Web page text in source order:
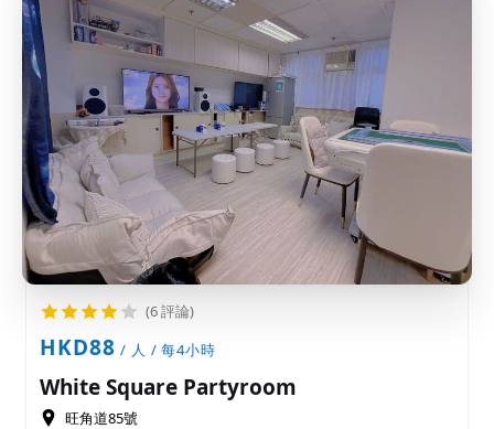
(6 評論)
HKD88 / 人 / 每4小時
White Square Partyroom
旺角道85號